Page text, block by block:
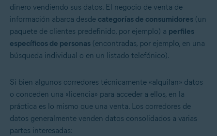
dinero vendiendo sus datos. El negocio de venta de
información abarca desde categorías de consumidores (un
paquete de clientes predefinido, por ejemplo) a perfiles
específicos de personas (encontradas, por ejemplo, en una
búsqueda individual o en un listado telefónico).
Si bien algunos corredores técnicamente «alquilan» datos
o conceden una «licencia» para acceder a ellos, en la
práctica es lo mismo que una venta. Los corredores de
datos generalmente venden datos consolidados a varias
partes interesadas: